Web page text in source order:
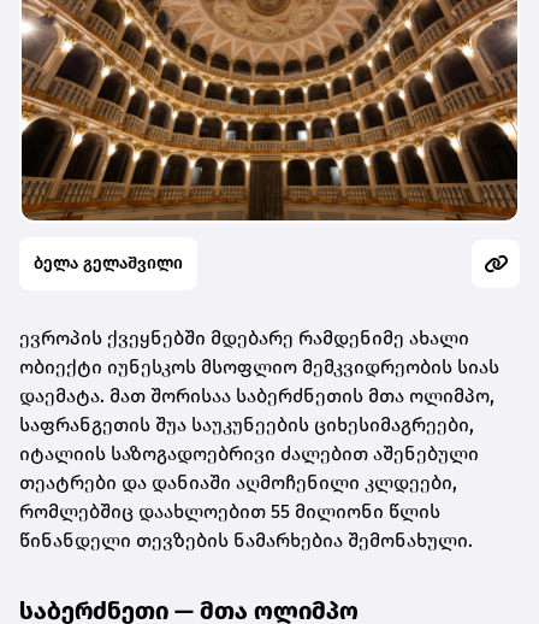
ბელა გელაშვილი
ევროპის ქვეყნებში მდებარე რამდენიმე ახალი
ობიექტი იუნესკოს მსოფლიო მემკვიდრეობის სიას
დაემატა. მათ შორისაა საბერძნეთის მთა ოლიმპო,
საფრანგეთის შუა საუკუნეების ციხესიმაგრეები,
იტალიის საზოგადოებრივი ძალებით აშენებული
თეატრები და დანიაში აღმოჩენილი კლდეები,
რომლებშიც დაახლოებით 55 მილიონი წლის
წინანდელი თევზების ნამარხებია შემონახული.
საბერძნეთი — მთა ოლიმპო